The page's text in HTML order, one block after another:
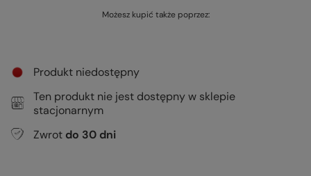
Możesz kupić także poprzez:
Produkt niedostępny
Ten produkt nie jest dostępny w sklepie
stacjonarnym
Zwrot do 30 dni